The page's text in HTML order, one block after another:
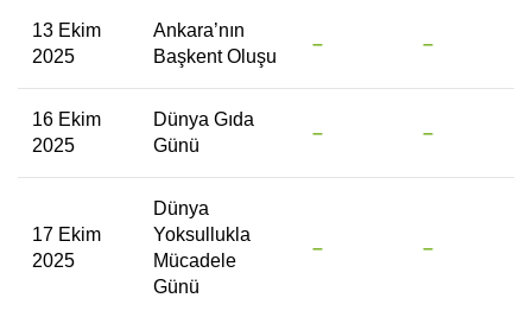
13 Ekim
2025
Ankara’nın
Başkent Oluşu
– –
16 Ekim
2025
Dünya Gıda
Günü
– –
17 Ekim
2025
Dünya
Yoksullukla
Mücadele
Günü
– –